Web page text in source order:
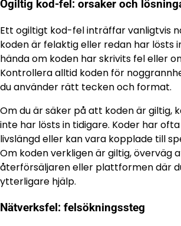
Ogiltig kod-fel: orsaker och
Ett ogiltigt kod-fel inträffar vanligtvis
koden är felaktig eller redan har lösts
hända om koden har skrivits fel eller
Kontrollera alltid koden för
du använder rätt tecken och format.
Om du är säker på att koden är giltig,
inte har lösts in tidigare. Koder har
livslängd eller kan vara kopplade till
Om koden verkligen är giltig, överväg
återförsäljaren eller plattformen där
ytterligare hjälp.
Nätverksfel: felsökningssteg